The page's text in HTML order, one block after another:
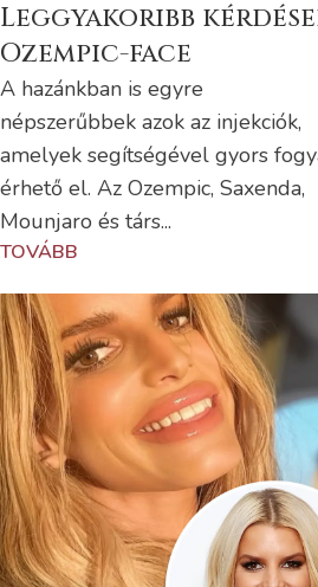
Leggyakoribb
Ozempic-face
A hazánkban is egyre
népszerűbbek azok az injekciók,
amelyek segítségével gyors
érhető el. Az Ozempic, Saxenda,
Mounjaro és társ...
TOVÁBB